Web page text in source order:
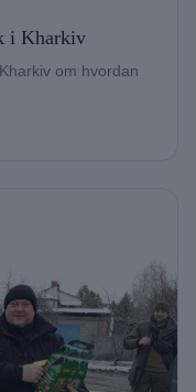
i Kharkiv
om hvordan